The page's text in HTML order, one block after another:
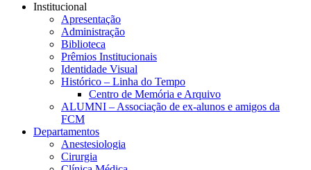
Institucional
Apresentação
Administração
Biblioteca
Prêmios Institucionais
Identidade Visual
Histórico – Linha do Tempo
Centro de Memória e Arquivo
ALUMNI – Associação de ex-alunos e amigos da
FCM
Departamentos
Anestesiologia
Cirurgia